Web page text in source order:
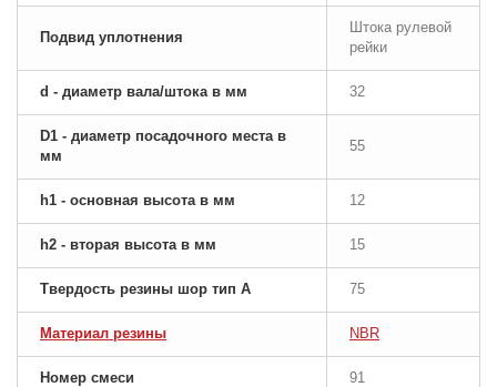
Подвид уплотнения
Штока рулевой
рейки
d - диаметр вала/штока в мм 32
D1 - диаметр посадочного места в
мм
55
h1 - основная высота в мм 12
h2 - вторая высота в мм 15
Твердость резины шор тип A 75
Материал резины NBR
Номер смеси 91